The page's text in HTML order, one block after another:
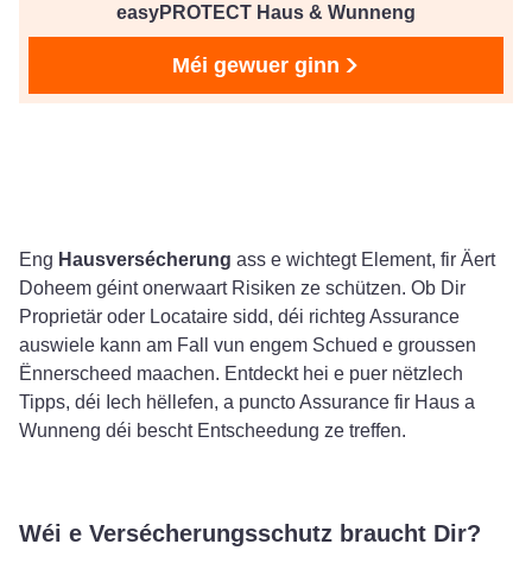
easyPROTECT Haus & Wunneng
Méi gewuer ginn
Eng Hausversécherung ass e wichtegt Element, fir Äert
Doheem géint onerwaart Risiken ze schützen. Ob Dir
Proprietär oder Locataire sidd, déi richteg Assurance
auswiele kann am Fall vun engem Schued e groussen
Ënnerscheed maachen. Entdeckt hei e puer nëtzlech
Tipps, déi Iech hëllefen, a puncto Assurance fir Haus a
Wunneng déi bescht Entscheedung ze treffen.
Wéi e Versécherungsschutz braucht Dir?